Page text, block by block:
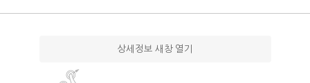
상세정보 새창 열기